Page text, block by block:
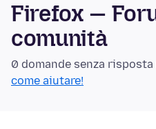
Firefox —
comunità
0 domande senza
come aiutare!